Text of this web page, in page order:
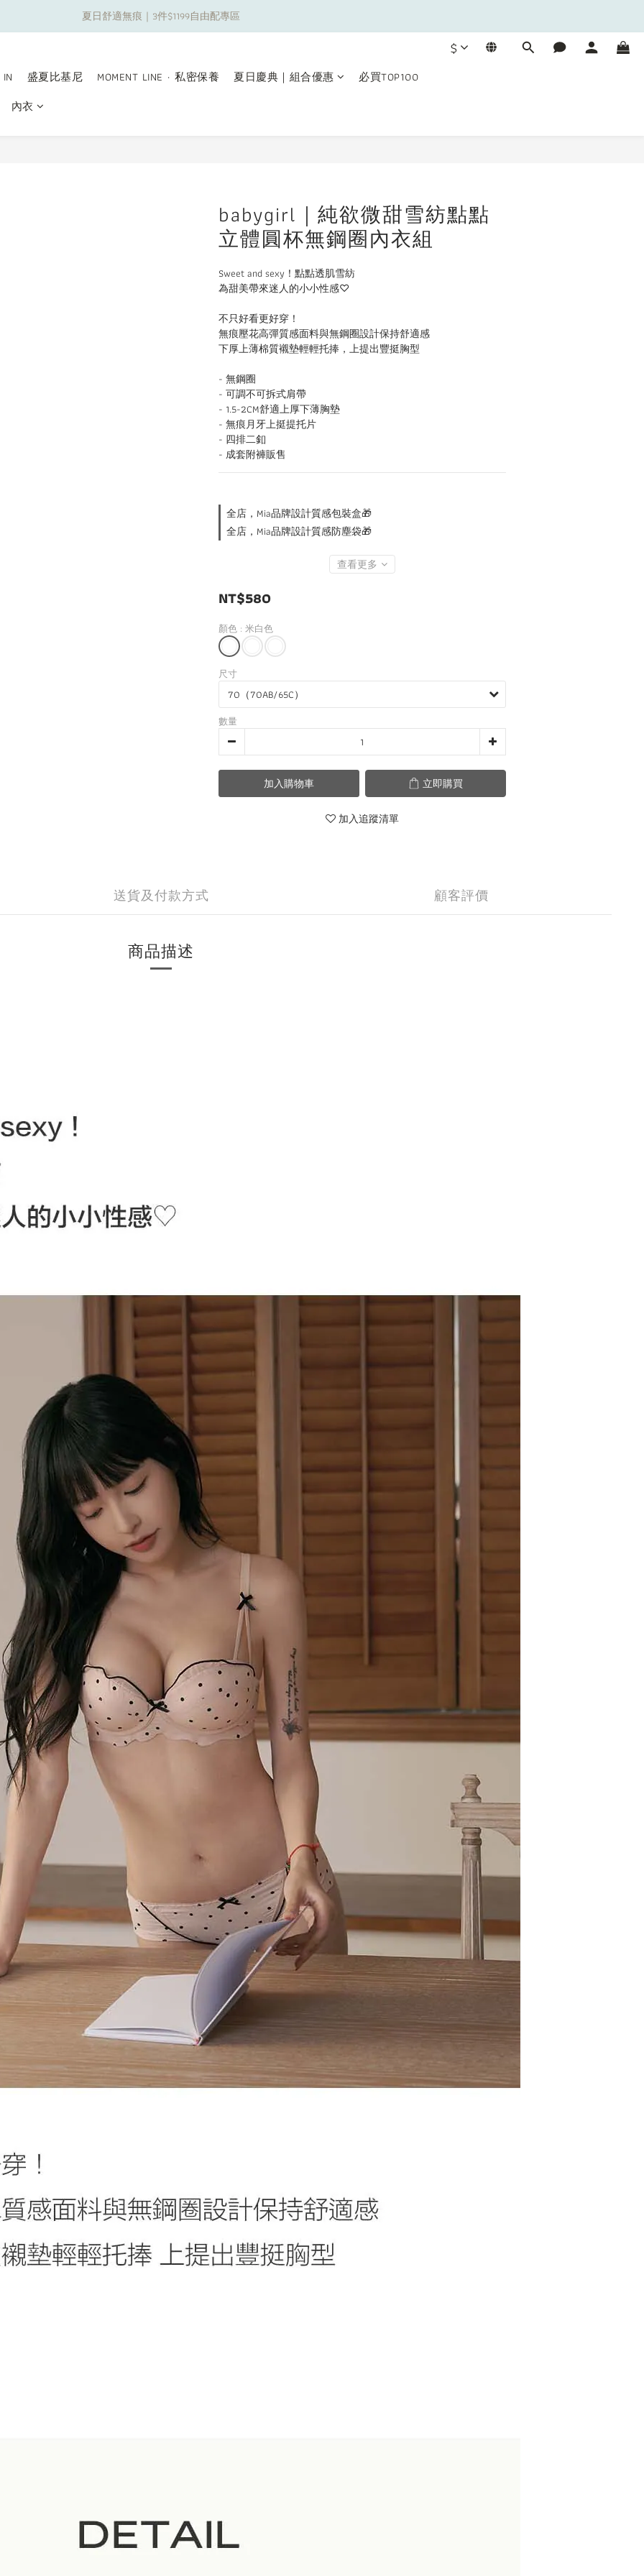
夏日舒適無痕｜3件$1199自由配專區
夏日舒適無痕｜3件$1199自由配專區
夏日舒適無痕｜3件$1199自由配專區
$
盛夏比基尼 MOMENT LINE · 私密保養 夏日慶典｜組合優惠
必買TOP100
內衣
babygirl｜純欲微甜雪紡點點
立體圓杯無鋼圈內衣組
Sweet and sexy！點點透肌雪紡
為甜美帶來迷人的小小性感♡
不只好看更好穿！
無痕壓花高彈質感面料與無鋼圈設計保持舒適感
下厚上薄棉質襯墊輕輕托捧，上提出豐挺胸型
- 無鋼圈
- 可調不可拆式肩帶
- 1.5-2CM舒適上厚下薄胸墊
- 無痕月牙上挺提托片
- 四排二釦
- 成套附褲販售
全店，Mia品牌設計質感包裝盒🎁
全店，Mia品牌設計質感防塵袋🎁
查看更多
NT$580
顏色 : 米白色
尺寸
數量
加入購物車 立即購買
加入追蹤清單
送貨及付款方式 顧客評價
商品描述